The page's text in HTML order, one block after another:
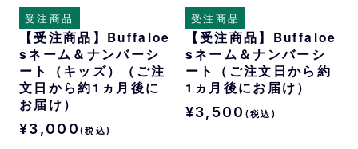
受注商品
【受注商品】Buffaloe
sネーム＆ナンバーシ
ート（キッズ）（ご注
文日から約1ヵ月後に
お届け）
¥3,000 (税込)
受注商品
【受注商品】Buffaloe
sネーム＆ナンバーシ
ート（ご注文日から約
1ヵ月後にお届け）
¥3,500 (税込)